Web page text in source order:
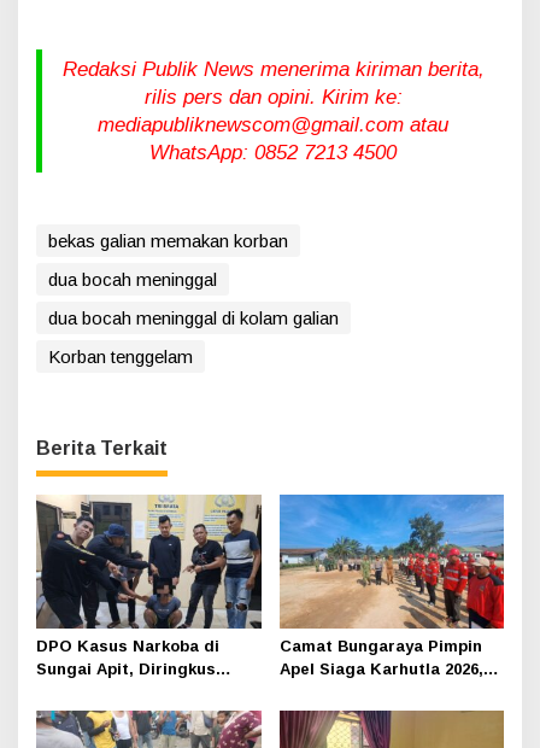
Redaksi Publik News menerima kiriman berita,
rilis pers dan opini. Kirim ke:
mediapubliknewscom@gmail.com atau
WhatsApp: 0852 7213 4500
bekas galian memakan korban
dua bocah meninggal
dua bocah meninggal di kolam galian
Korban tenggelam
Berita Terkait
DPO Kasus Narkoba di
Sungai Apit, Diringkus
Camat Bungaraya Pimpin
Apel Siaga Karhutla 2026,
Perusahaan dan
Masyarakat Dikuatkan